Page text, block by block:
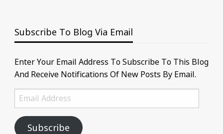
Subscribe To Blog Via Email
Enter Your Email Address To Subscribe To This Blog
And Receive Notifications Of New Posts By Email.
Email
Address
Subscribe